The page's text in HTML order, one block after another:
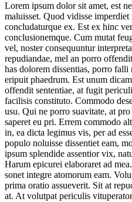
Lorem ipsum dolor sit amet, est
maluisset. Quod vidisse
concludaturque ex. Est ex hinc
conclusionemque. Cum mutat
vel, noster consequuntur
repudiandae, mel an porro
has dolorem dissentias, porro
eripuit phaedrum. Est unum
offendit sententiae, at fugit
facilisis constituto. Commodo
usu. Qui ne porro suavitate, at
saperet eu pri. Errem commodo
in, ea dicta legimus vis, per ad
populo noluisse dissentiet eam,
ipsum splendide assentior vix,
Harum epicurei elaboraret ad
sonet integre atomorum eam.
prima oratio assueverit. Sit at
at. At volutpat periculis